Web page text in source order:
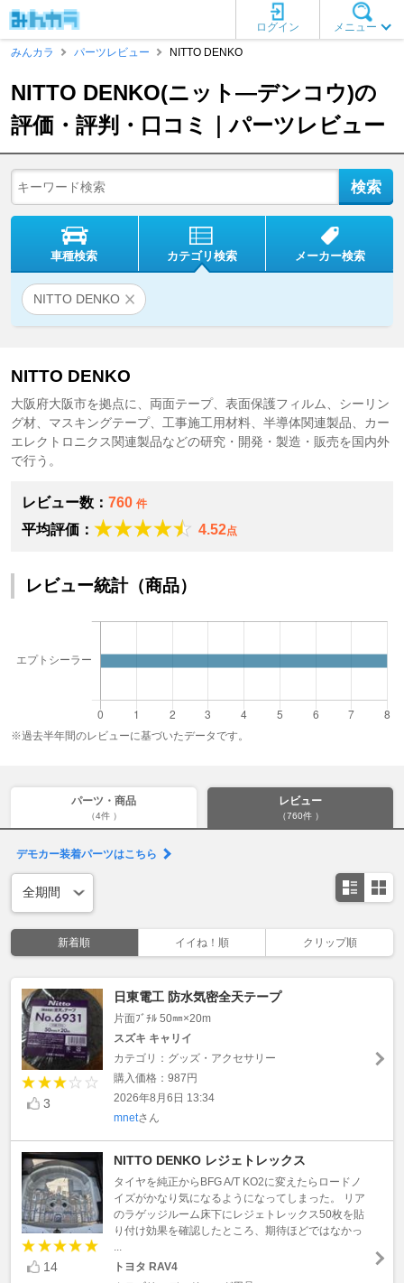
メニュー
ログイン
みんカラ
パーツレビュー NITTO DENKO
NITTO DENKO(ニット―デンコウ)の
評価・評判・口コミ｜パーツレビュー
車種検索 カテゴリ検索 メーカー検索
NITTO DENKO
NITTO DENKO
大阪府大阪市を拠点に、両面テープ、表面保護フィルム、シーリン
グ材、マスキングテープ、工事施工用材料、半導体関連製品、カー
エレクトロニクス関連製品などの研究・開発・製造・販売を国内外
で行う。
レビュー数： 760 件
平均評価： 4.52点
レビュー統計（商品）
※過去半年間のレビューに基づいたデータです。
パーツ・商品
（4件 ）
レビュー
（760件 ）
デモカー装着パーツはこちら
新着順 イイね！順 クリップ順
3
日東電工 防水気密全天テープ
片面ﾌﾞﾁﾙ 50㎜×20m
スズキ キャリイ
カテゴリ：グッズ・アクセサリー
購入価格：987円
2026年8月6日 13:34
mnetさん
14
NITTO DENKO レジェトレックス
タイヤを純正からBFG A/T KO2に変えたらロードノ
イズがかなり気になるようになってしまった。 リア
のラゲッジルーム床下にレジェトレックス50枚を貼
り付け効果を確認したところ、期待ほどではなかっ
トヨタ RAV4